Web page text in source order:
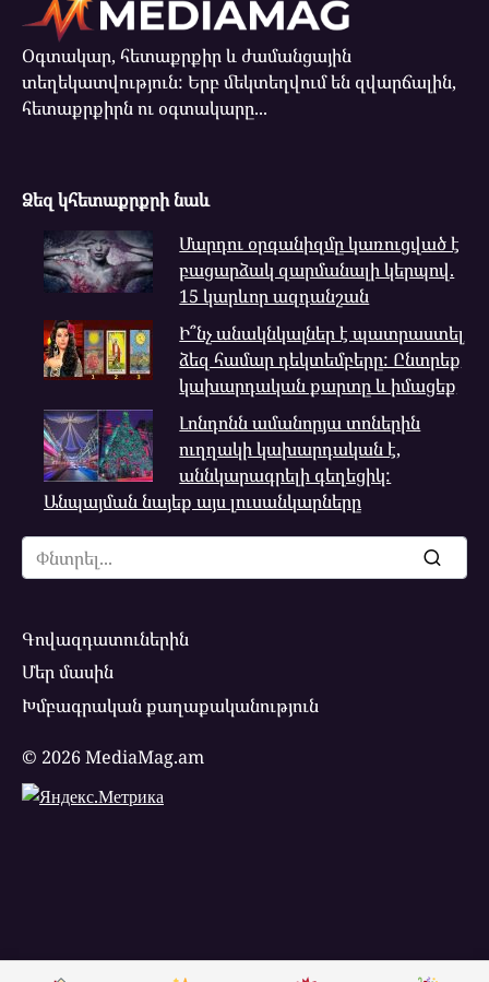
Օգտակար, հետաքրքիր և ժամանցային
տեղեկատվություն: Երբ մեկտեղվում են զվարճալին,
հետաքրքիրն ու օգտակարը...
Ձեզ կհետաքրքրի նաև
Մարդու օրգանիզմը կառուցված է
բացարձակ զարմանալի կերպով.
15 կարևոր ազդանշան
Ի՞նչ անակնկալներ է պատրաստել
ձեզ համար դեկտեմբերը: Ընտրեք
կախարդական քարտը և իմացեք
Լոնդոնն ամանորյա տոներին
ուղղակի կախարդական է,
աննկարագրելի գեղեցիկ:
Անպայման նայեք այս լուսանկարները
Search
for:
Գովազդատուներին
Մեր մասին
Խմբագրական քաղաքականություն
© 2026 MediaMag.am